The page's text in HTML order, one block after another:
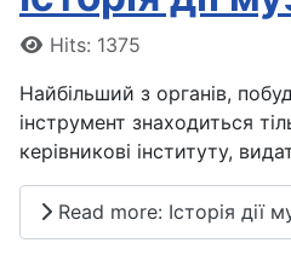
DetailsHits: 1375
Найбільший з органів,
інструмент знаходиться
керівникові інституту,
Read more: Історія дії